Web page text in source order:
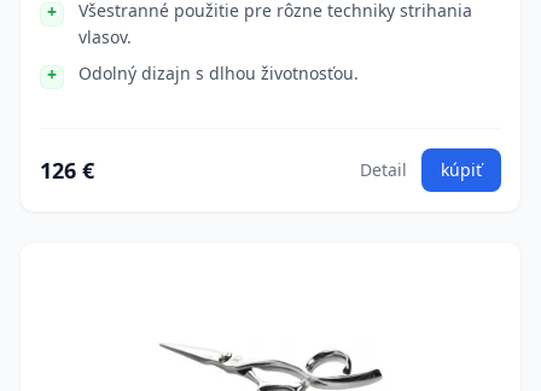
Všestranné použitie pre rôzne techniky strihania
vlasov.
Odolný dizajn s dlhou životnosťou.
126 € Detail kúpiť